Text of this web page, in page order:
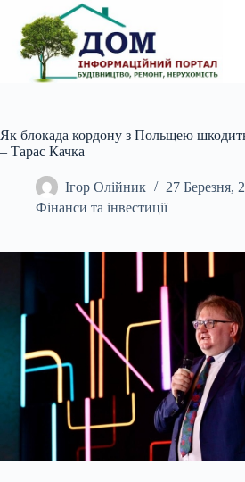
вмісту
Як блокада кордону з Польщею
– Тарас Качка
Ігор Олійник
27 Березня,
Фінанси та інвестиції